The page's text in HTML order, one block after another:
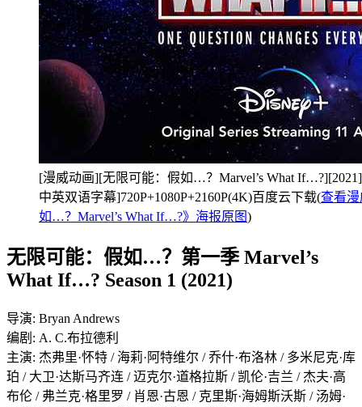
[漫威动画][无限可能：假如…？Marvel’s What
中英双语字幕]720P+1080P+2160P(4K)百度云下载(查看
如…？Marvel’s What If…?》海报原图)
无限可能：假如…？第一季 Marvel’s
What If…? Season 1 (2021)
导演: Bryan Andrews
编剧: A. C.布拉德利
主演: 杰弗里·怀特 / 海莉·阿特维尔 / 乔什·布洛林 / 多米尼克·库
珀 / 大卫·达斯马齐连 / 迈克尔·道格拉斯 / 凯伦·吉兰 / 杰夫·高
布伦 / 弗兰克·格里罗 / 肖恩·古恩 / 克里斯·海姆斯沃斯 / 汤姆·